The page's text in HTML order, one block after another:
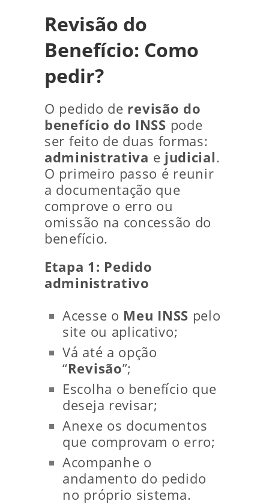
Revisão do
Benefício: Como
pedir?
O pedido de revisão do
benefício do INSS pode
ser feito de duas formas:
administrativa e judicial.
O primeiro passo é reunir
a documentação que
comprove o erro ou
omissão na concessão do
benefício.
Etapa 1: Pedido
administrativo
Acesse o Meu INSS pelo
site ou aplicativo;
Vá até a opção
“Revisão”;
Escolha o benefício que
deseja revisar;
Anexe os documentos
que comprovam o erro;
Acompanhe o
andamento do pedido
no próprio sistema.